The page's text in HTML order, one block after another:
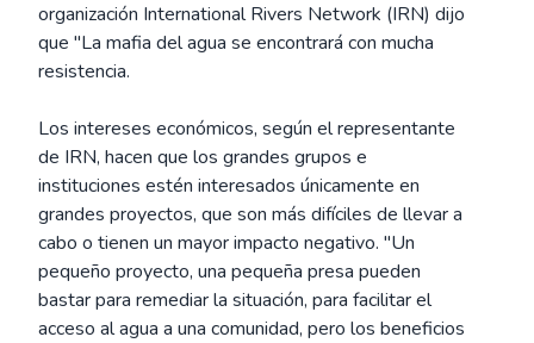
organización International Rivers Network (IRN) dijo
que "La mafia del agua se encontrará con mucha
resistencia.
Los intereses económicos, según el representante
de IRN, hacen que los grandes grupos e
instituciones estén interesados únicamente en
grandes proyectos, que son más difíciles de llevar a
cabo o tienen un mayor impacto negativo. "Un
pequeño proyecto, una pequeña presa pueden
bastar para remediar la situación, para facilitar el
acceso al agua a una comunidad, pero los beneficios